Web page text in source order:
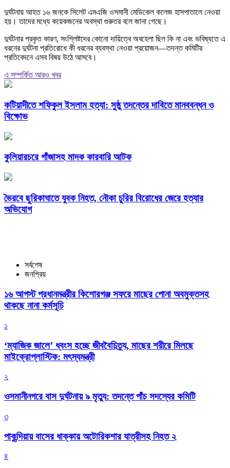
দুর্ঘটনায় আহত ১৬ জনকে সিলেট এমএজি ওসমানী মেডিকেল কলেজ হাসপাতালে নেওয়া
হয়। তাদের মধ্যে কয়েকজনের অবস্থা গুরুতর বলে জানা গেছে।
দুর্ঘটনার প্রকৃত কারণ, সংশ্লিষ্টদের কোনো দায়িত্বে অবহেলা ছিল কি না এবং ভবিষ্যতে এ
ধরনের দুর্ঘটনা প্রতিরোধে কী ধরনের ব্যবস্থা নেওয়া প্রয়োজন—তদন্ত কমিটির
প্রতিবেদনে এসব বিষয় উঠে আসবে।
এ সম্পর্কিত আরও খবর
কটিয়াদীতে শফিকুল ইসলাম হত্যা: সুষ্ঠু তদন্তের দাবিতে মানববন্ধন ও
বিক্ষোভ
কুলিয়ারচরে গাঁজাসহ মাদক কারবারি আটক
ভৈরবে ছুরিকাঘাতে যুবক নিহত, নৌকা চুরির বিরোধের জেরে হত্যার
অভিযোগ
সর্বশেষ
জনপ্রিয়
১৬ আগস্ট প্রধানমন্ত্রীর কিশোরগঞ্জ সফরে মাছের পোনা অবমুক্তসহ
থাকছে নানা কর্মসূচি
১
‘ম্যাজিক জালে’ ধ্বংস হচ্ছে জীববৈচিত্র্য, মাছের শরীরে মিলছে
মাইক্রোপ্লাস্টিক: মৎস্যমন্ত্রী
২
ওসমানীনগরে বাস দুর্ঘটনায় ৯ মৃত্যু: তদন্তে পাঁচ সদস্যের কমিটি
৩
পাকুন্দিয়ায় বাসের ধাক্কায় অটোরিকশার যাত্রীসহ নিহত ২
৪